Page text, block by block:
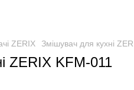
ZERIX Змішувач для кухні
ZERIX KFM-011